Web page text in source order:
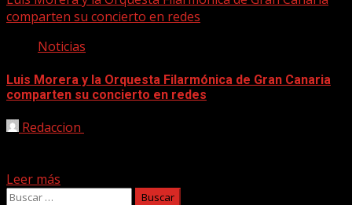
comparten su concierto en redes
Noticias
Luis Morera y la Orquesta Filarmónica de Gran Canaria
comparten su concierto en redes
Redaccion
Leer más
Buscar: